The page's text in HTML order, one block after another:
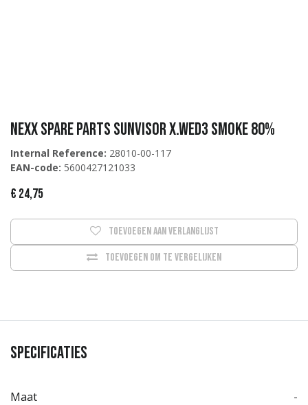
Nexx Spare Parts SUNVISOR X.WED3 SMOKE 80%
Internal Reference: 28010-00-117
EAN-code: 5600427121033
€ 24,75
Toevoegen om te vergelijken
Toevoegen aan verlanglijst
Specificaties
Maat -